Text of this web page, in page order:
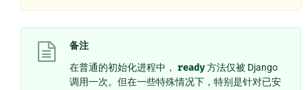
备注
在普通的初始化进程中， ready方法仅被 Django
调用一次。但在一些特殊情况下，特别是针对已安